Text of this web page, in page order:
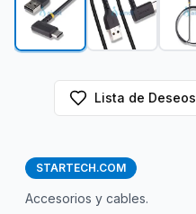
Lista de Deseos
STARTECH.COM
Accesorios y cables.